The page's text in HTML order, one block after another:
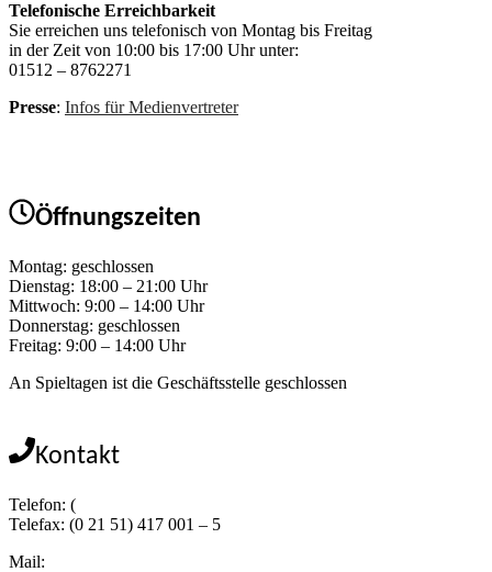
Telefonische Erreichbarkeit
Sie erreichen uns telefonisch von Montag bis Freitag
in der Zeit von 10:00 bis 17:00 Uhr unter:
01512 – 8762271
Presse: Infos für Medienvertreter
Öffnungszeiten
Montag: geschlossen
Dienstag: 18:00 – 21:00 Uhr
Mittwoch: 9:00 – 14:00 Uhr
Donnerstag: geschlossen
Freitag: 9:00 – 14:00 Uhr
An Spieltagen ist die Geschäftsstelle geschlossen
Kontakt
Telefon: (
Telefax: (0 21 51) 417 001 – 5
Mail: